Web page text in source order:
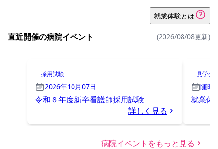
就業体験とは
直近開催の病院イベント (2026/08/08更新)
採用試験
2026年10月07日
令和８年度新卒看護師採用試験
詳しく見る
見学会
随時
就業体
病院イベントをもっと見る